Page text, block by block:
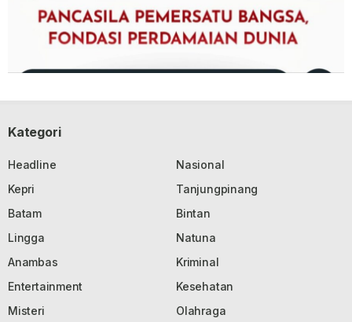
Kategori
Headline
Nasional
Kepri
Tanjungpinang
Batam
Bintan
Lingga
Natuna
Anambas
Kriminal
Entertainment
Kesehatan
Misteri
Olahraga